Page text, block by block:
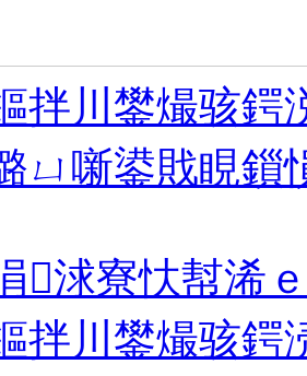
拌川鐢熶骇鍔
ㄩ噺鍙戝睍
浗寮忕幇浠
拌川鐢熶骇鍔